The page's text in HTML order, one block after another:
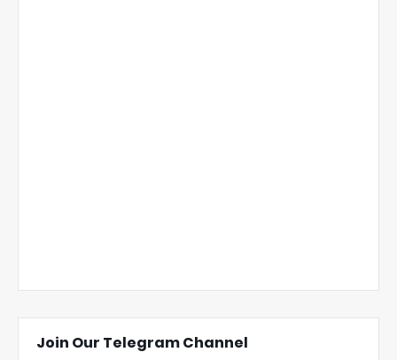
Join Our Telegram Channel